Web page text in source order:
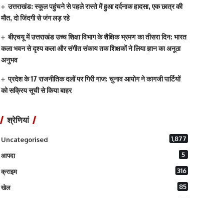
उत्तराखंड: स्कूल पहुंचने से पहले रास्ते में हुआ दर्दनाक हादसा, एक छात्र की
मौत, दो जिंदगी से जंग लड़ रहे
बीएचयू में उत्तराखंड उच्च शिक्षा विभाग के शैक्षिक भ्रमण का तीसरा दिन: भारत
कला भवन से दृश्य कला और संगीत संकाय तक शिक्षकों ने लिया ज्ञान का अनूठा
अनुभव
प्रदेश के 17 राजनीतिक दलों पर गिरी गाज: चुनाव आयोग ने कागजी पार्टियों
को सक्रिय सूची से किया बाहर
श्रेणियां
Uncategorised 1,877
आपदा 5
क्राइम 316
खेल 85